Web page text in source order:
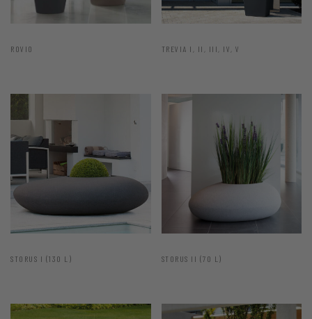
ROVIO TREVIA I, II, III, IV, V
STORUS I (130 L) STORUS II (70 L)